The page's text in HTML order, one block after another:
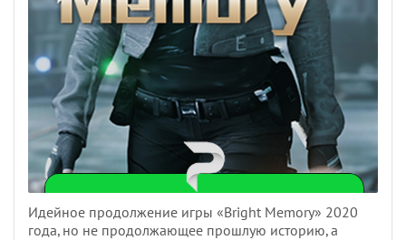
Идейное продолжение игры «Bright Memory» 2020
года, но не продолжающее прошлую историю, а